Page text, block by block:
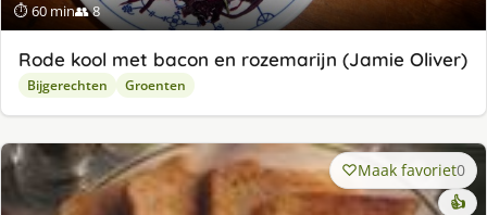
⏱ 60 min👥 8
Rode kool met bacon en rozemarijn (Jamie Oliver)
Bijgerechten Groenten
Maak favoriet0
👍